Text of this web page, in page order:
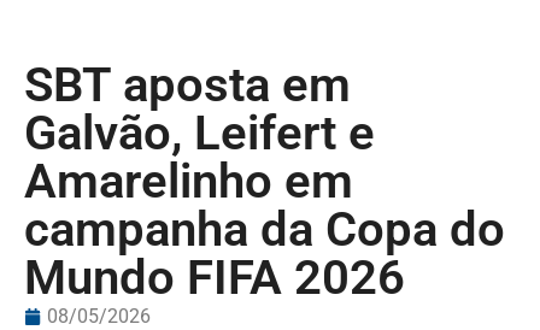
SBT aposta em
Galvão, Leifert e
Amarelinho em
campanha da Copa do
Mundo FIFA 2026
08/05/2026